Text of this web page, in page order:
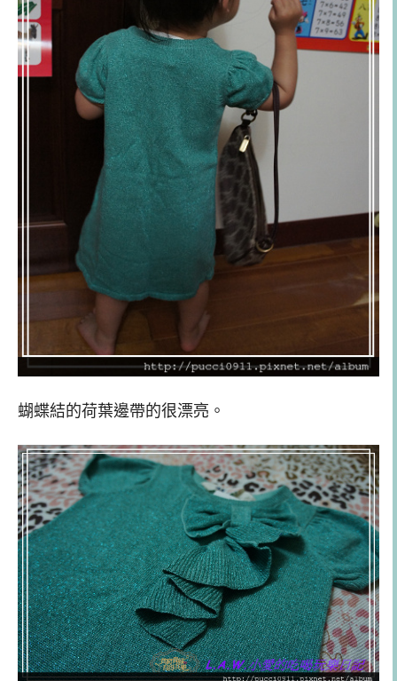
蝴蝶結的荷葉邊帶的很漂亮。